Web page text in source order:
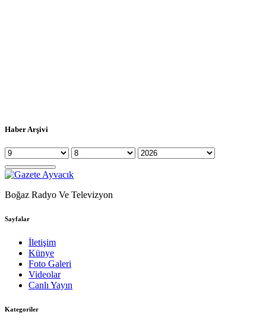
Haber Arşivi
Boğaz Radyo Ve Televizyon
Sayfalar
İletişim
Künye
Foto Galeri
Videolar
Canlı Yayın
Kategoriler